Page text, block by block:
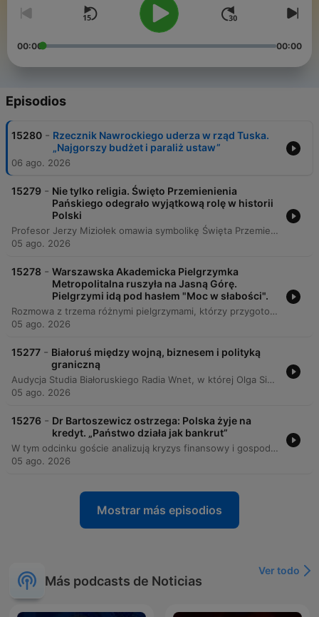
00:00 00:00
Episodios
15280 - Rzecznik Nawrockiego uderza w rząd Tuska.
„Najgorszy budżet i paraliż ustaw”
06 ago. 2026
15279 - Nie tylko religia. Święto Przemienienia
Pańskiego odegrało wyjątkową rolę w historii
Polski
Profesor Jerzy Miziołek omawia symbolikę Święta Przemienienia Pańskiego w malarstwie oraz jego związek z historią Polski, szczególnie z fundacjami Jana III Sobieskiego. Rozważa on podwójny wymiar transfiguracji: jako przemianę losów politycznych kraju oraz jako duchowe przebóstwienie człowieka. Segment ten skupia się na ikonografii i teologicznej głębi święta, przywołując przykłady z polskiego i światowego dziedzictwa artystycznego. Rozmówca omawia symbolikę światła w dziełach Rafaela, Michała Anioła oraz Jerzego Nowosielskiego, łącząc te motywy z historię Polski.
05 ago. 2026
15278 - Warszawska Akademicka Pielgrzymka
Metropolitalna ruszyła na Jasną Górę.
Pielgrzymi idą pod hasłem "Moc w słabości".
Rozmowa z trzema różnymi pielgrzymami, którzy przygotowują się do udziału w Warszawskiej Akademickiej Pielgrzymce Metropolitalnej (WAPM). Pierwszy rozmówca, uczestniczący w swojej pierwszej wyprawie, dzieli się swoimi intencjami duchowymi oraz oczekiwaniami dotyczącymi medytacji i poznawania nowych ludzi podczas dziewięciodniowego marszu. Druga rozmówczyni, również debiutująca na pielgrzymce, mówi o chęci przeżycia czegoś nowego i odnalezienia się w trudzie fizycznym. Ostatni z rozmówców, doświadczony pielgrzym, przybliża temat tegorocznego hasła „Moc w słabości” oraz dzieli się praktycznymi radami dotyczącymi znaczenia intencji podczas pokonywania własnych kryzysów na szlaku.
05 ago. 2026
15277 - Białoruś między wojną, biznesem i polityką
graniczną
Audycja Studia Białoruskiego Radia Wnet, w której Olga Simaszko omawia kluczowe wydarzenia z regionu Białorusi, Litwy i Łotwy. Program porusza tematy kryzysu gospodarczego wywołanego atakami na magazyny Wildberries w Rosji, co bezpośrednio uderza w białoruskich przedsiębiorców korzystających z tej platformy. Analizowane są również kwestie bezpieczeństwa militarnego, formowania nowych jednostek na Białorusi oraz napięć na granicy łotewsko-białoruskiej związanych z kryzysem migracyjnym. Rozmowa obejmuje także aspekty polityczne i społeczne, w tym wyrok skazujący muzyka Siergieja Michalka, plany rozwoju infrastruktury logistycznej oraz nadchodzące obchody rocznicy protestów z 2020 roku w Polsce. Słuchacze otrzymują informacje o sytuacji pogodowej w regionie oraz o działaniach dyplomatycznych i prawnych podejmowanych przez państwa bałtyckie wobec działań białoruskich służb.
05 ago. 2026
15276 - Dr Bartoszewicz ostrzega: Polska żyje na
kredyt. „Państwo działa jak bankrut”
W tym odcinku goście analizują kryzys finansowy i gospodarczy w Polsce, zwracając uwagę na wysokie koszty programów socjalnych, zadłużenie państwa oraz trudną sytuację rolnictwa wynikającą z importu produktów spożywczych. Rozmowa dotyczy również manipulacji lękiem społecznym poprzez kwestie bezpieczeństwa i politykę migracyjną. Analizie poddano także polską politykę obronną, wskazując na brak strategicznej analizy kosztów oraz przedkładanie zakupów zagranicznego sprzętu nad rozwój rodzimych technologii. Goście krytykują brak kompetencji merytorycznych decydentów oraz problemy z rozwojem polskich przedsiębiorstw w porównaniu do innych krajów.
05 ago. 2026
Mostrar más episodios
Más podcasts de Noticias
Ver todo